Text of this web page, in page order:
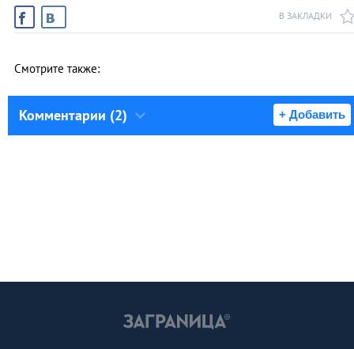
В ЗАКЛАДКИ
Смотрите также:
Комментарии (2) + Добавить